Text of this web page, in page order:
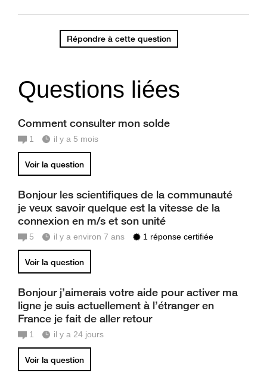
Répondre à cette question
Questions liées
Comment consulter mon solde
1 il y a 5 mois
Voir la question
Bonjour les scientifiques de la communauté
je veux savoir quelque est la vitesse de la
connexion en m/s et son unité
5 il y a environ 7 ans 1 réponse certifiée
Voir la question
Bonjour j’aimerais votre aide pour activer ma
ligne je suis actuellement à l’étranger en
France je fait de aller retour
1 il y a 24 jours
Voir la question